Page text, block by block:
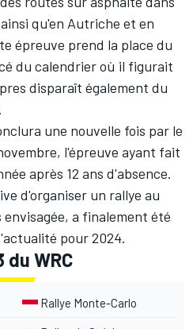
qu'en Autriche et en
épreuve prend la place du
du calendrier où il figurait
disparaît également du
une nouvelle fois par le
l'épreuve ayant fait
après 12 ans d'absence.
d'organiser un rallye au
a finalement été
pour 2024.
WRC
Rallye Monte-Carlo